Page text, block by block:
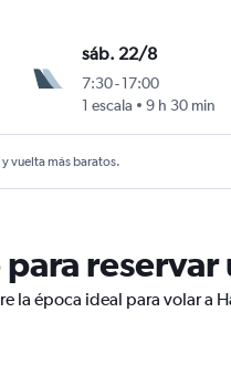
sáb. 22/8
7:30-17:00
1 escala
9 h 30 min
vuelta más baratos.
la época ideal para volar